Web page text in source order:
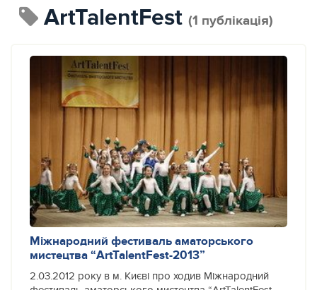
ArtTalentFest (1 публікація)
Міжнародний фестиваль аматорського
мистецтва “ArtTalentFest-2013”
2.03.2012 року в м. Києві про ходив Міжнародний